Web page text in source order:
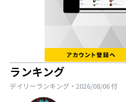
ランキング
デイリーランキング・ 2026/08/06付